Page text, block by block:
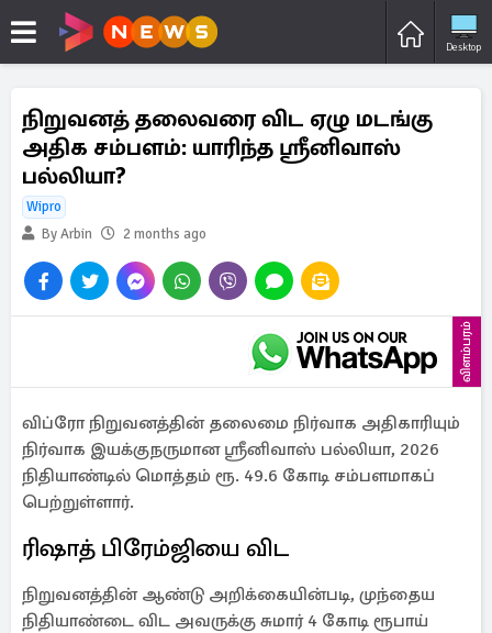
Desktop
நிறுவனத் தலைவரை விட ஏழு மடங்கு
அதிக சம்பளம்: யாரிந்த ஸ்ரீனிவாஸ்
பல்லியா?
Wipro
By Arbin
2 months ago
விளம்பரம்
விப்ரோ நிறுவனத்தின் தலைமை நிர்வாக அதிகாரியும்
நிர்வாக இயக்குநருமான ஸ்ரீனிவாஸ் பல்லியா, 2026
நிதியாண்டில் மொத்தம் ரூ. 49.6 கோடி சம்பளமாகப்
பெற்றுள்ளார்.
ரிஷாத் பிரேம்ஜியை விட
நிறுவனத்தின் ஆண்டு அறிக்கையின்படி, முந்தைய
நிதியாண்டை விட அவருக்கு சுமார் 4 கோடி ரூபாய்